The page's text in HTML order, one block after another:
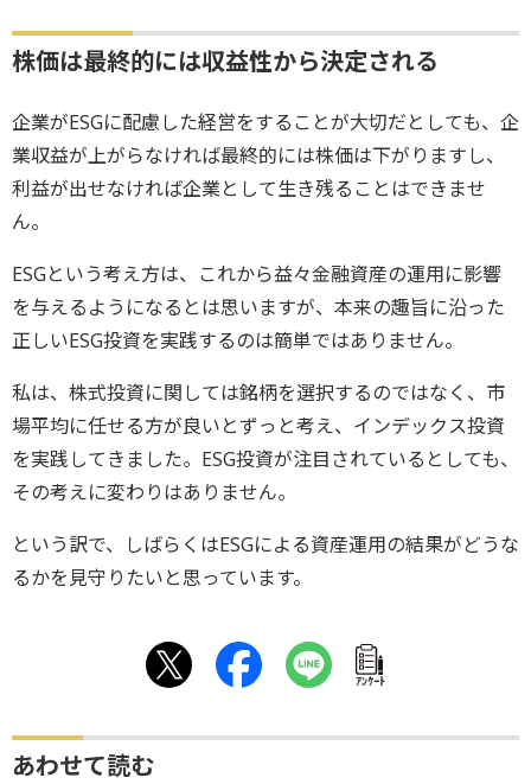
株価は最終的には収益性から決定される
企業がESGに配慮した経営をすることが大切だとしても、企
業収益が上がらなければ最終的には株価は下がりますし、
利益が出せなければ企業として生き残ることはできませ
ん。
ESGという考え方は、これから益々金融資産の運用に影響
を与えるようになるとは思いますが、本来の趣旨に沿った
正しいESG投資を実践するのは簡単ではありません。
私は、株式投資に関しては銘柄を選択するのではなく、市
場平均に任せる方が良いとずっと考え、インデックス投資
を実践してきました。ESG投資が注目されているとしても、
その考えに変わりはありません。
という訳で、しばらくはESGによる資産運用の結果がどうな
るかを見守りたいと思っています。
ｱﾝｹｰﾄ
あわせて読む